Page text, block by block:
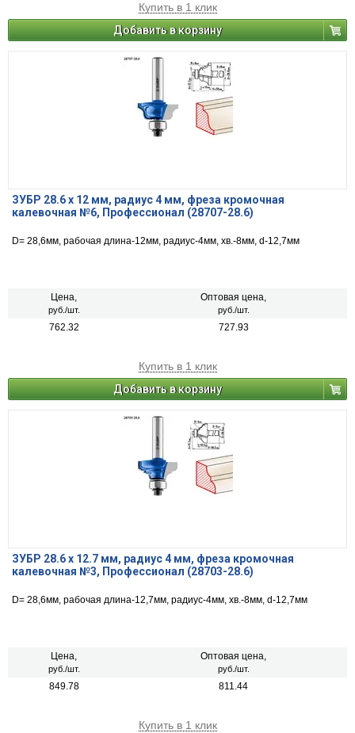
Купить в 1 клик
Добавить в корзину
ЗУБР 28.6 x 12 мм, радиус 4 мм, фреза кромочная
калевочная №6, Профессионал (28707-28.6)
D= 28,6мм, рабочая длина-12мм, радиус-4мм, хв.-8мм, d-12,7мм
Цена,
руб./шт.
Оптовая цена,
руб./шт.
762.32 727.93
Купить в 1 клик
Добавить в корзину
ЗУБР 28.6 x 12.7 мм, радиус 4 мм, фреза кромочная
калевочная №3, Профессионал (28703-28.6)
D= 28,6мм, рабочая длина-12,7мм, радиус-4мм, хв.-8мм, d-12,7мм
Цена,
руб./шт.
Оптовая цена,
руб./шт.
849.78 811.44
Купить в 1 клик